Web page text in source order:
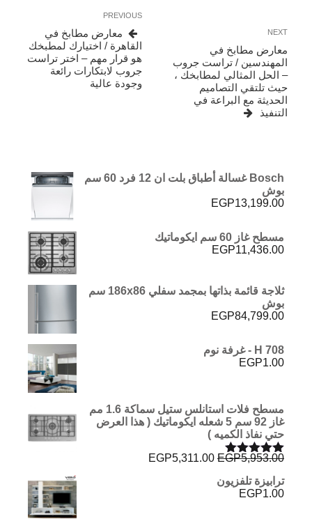
المقالات
Previous
Post
PREVIOUS
معارض مطابخ في
القاهرة / اختيارك لمطبخك
هو قرار مهم – اختر تراست
جروب لابتكارات رائعة
وجودة عالية
Next
Post
NEXT
معارض مطابخ في
المهندسين / تراست جروب
– الحل المثالي لمطابخك ،
حيث تلتقي التصاميم
الحديثة مع البراعة في
التنفيذ
Bosch غسالة أطباق بلت ان 12 فرد 60 سم
بوش
EGP13,199.00
مسطح غاز 60 سم ايكوماتيك
EGP11,436.00
ثلاجة قائمة بذاتها بمجمد سفلي 186x86 سم
بوش
EGP84,799.00
H 708 - غرفة نوم
EGP1.00
مسطح فلات استانلس ستيل سماكة 1.6 مم
غاز 92 سم 5 شعله ايكوماتيك ( هذا العرض
حتي نفاذ الكميه )
تم التقييم
5.00
من 5
EGP5,953.00
السعر
EGP5,311.00
ترابيزة تلفزيون
EGP1.00